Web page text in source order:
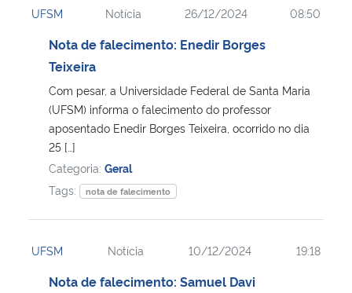
Ministério da Cidadania
Ministério de Minas e Energia
Ministério da Ciência, Tecnologia, Inovações e Comunicações
Ministério do Meio Ambiente
Ministério do Turismo
UFSM Notícia 26/12/2024 08:50
Nota de falecimento: Enedir Borges
Teixeira
Com pesar, a Universidade Federal de Santa Maria
(UFSM) informa o falecimento do professor
aposentado Enedir Borges Teixeira, ocorrido no dia
25 […]
Categoria: Geral
Tags:
nota de falecimento
UFSM Notícia 10/12/2024 19:18
Nota de falecimento: Samuel Davi